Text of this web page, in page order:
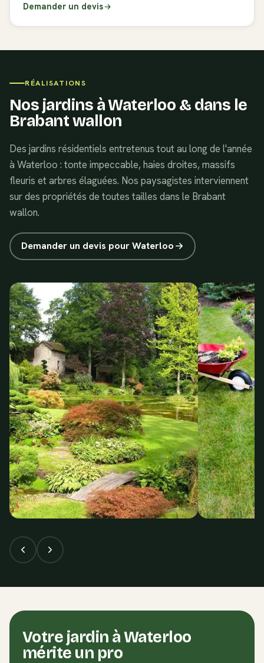
Demander un devis
RÉALISATIONS
Nos jardins àWaterloo & dans le
Brabant wallon
Des jardins résidentiels entretenus tout au long de l'année
à Waterloo : tonte impeccable, haies droites, massifs
fleuris et arbres élaguées. Nos paysagistes interviennent
sur des propriétés de toutes tailles dans le Brabant
wallon.
Demander un devis pourWaterloo
Votre jardin àWaterloo
mérite un pro